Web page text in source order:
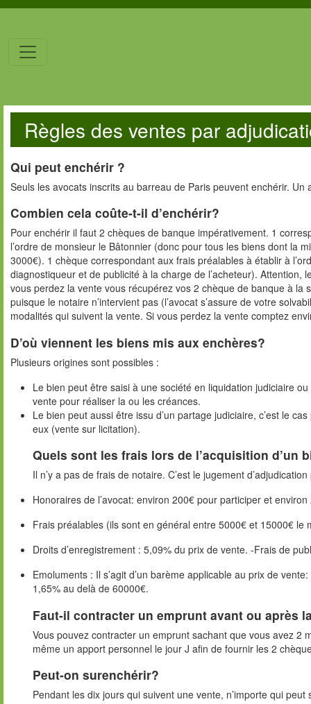
Règles des ventes par
Qui peut enchérir ?
Seuls les avocats inscrits au barreau de Paris peuvent enchérir. Un
Combien cela coûte-t-il d’enchérir?
Pour enchérir il faut 2 chèques de banque impérativement. 1
l’ordre de monsieur le Bâtonnier (donc pour tous les biens dont la
3000€). 1 chèque correspondant aux frais préalables à établir à
diagnostiqueur et de publicité à la charge de l’acheteur). Attention,
vous perdez la vente vous récupérez vos 2 chèque de banque à
puisque le notaire n’intervient pas (l’avocat s’assure de votre
modalités qui suivent la vente. Si vous perdez la vente comptez
D’où viennent les biens mis aux enchères?
Plusieurs origines sont possibles :
Le bien peut être saisi à une société en liquidation judiciaire
vente pour réaliser la ou les créances.
Le bien peut aussi être issu d’un partage judiciaire, c’est le
eux (vente sur licitation).
Quels sont les frais lors de l’acquisition d’un
Il n’y a pas de frais de notaire. C’est le jugement
Honoraires de l’avocat: environ 200€ pour participer et
Frais préalables (ils sont en général entre 5000€ et 15000€
Droits d’enregistrement : 5,09% du prix de vente. -Frais de
Emoluments : Il s’agit d’un barème applicable au prix de
1,65% au delà de 60000€.
Faut-il contracter un emprunt avant ou après
Vous pouvez contracter un emprunt sachant que vous avez
même un apport personnel le jour J afin de fournir les 2
Peut-on surenchérir?
Pendant les dix jours qui suivent une vente, n’importe qui